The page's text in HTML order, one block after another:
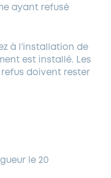
ayant refusé
à l’installation de
est installé. Les
doivent rester
le 20